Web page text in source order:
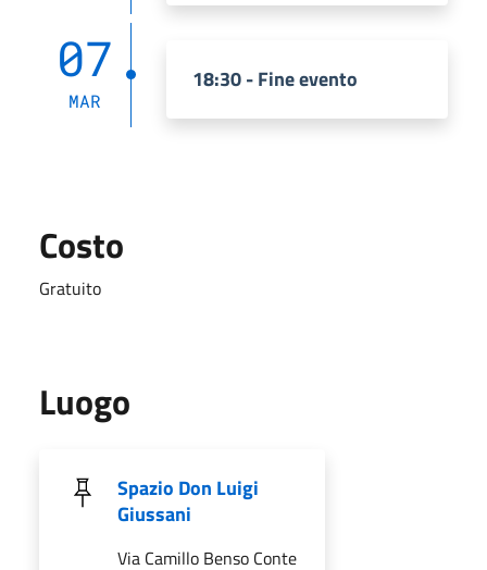
07
MAR
18:30 - Fine evento
Costo
Gratuito
Luogo
Spazio Don Luigi
Giussani
Via Camillo Benso Conte